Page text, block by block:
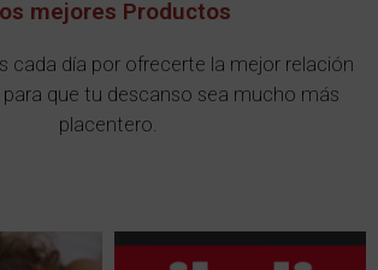
mejores Productos
cada día por ofrecerte la mejor relación
que tu descanso sea mucho más
placentero.